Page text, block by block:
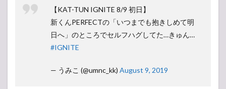
【KAT-TUN IGNITE 8/9 初日】
新くんPERFECTの「いつまでも抱きしめて明
日へ」のところでセルフハグしてた…きゅん…
#IGNITE
— うみこ (@umnc_kk) August 9, 2019